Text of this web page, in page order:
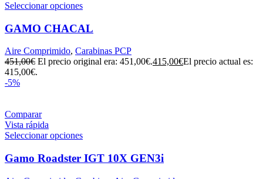
Seleccionar opciones
GAMO CHACAL
Aire Comprimido, Carabinas PCP
451,00€ El precio original era: 451,00€.415,00€El precio actual es:
415,00€.
-5%
Comparar
Vista rápida
Seleccionar opciones
Gamo Roadster IGT 10X GEN3i